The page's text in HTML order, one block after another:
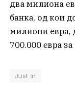
два милиона
банка, од кои
милиони евра,
700.000 евра
Just In